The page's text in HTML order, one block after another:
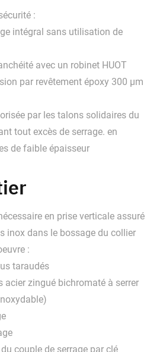
:
intégral sans utilisation de
avec un robinet HUOT
par revêtement époxy 300 μm
par les talons solidaires du
tout excès de serrage. en
de faible épaisseur
en prise verticale assuré
inox dans le bossage du collier
:
taraudés
acier zingué bichromaté à serrer
couple de serrage par clé